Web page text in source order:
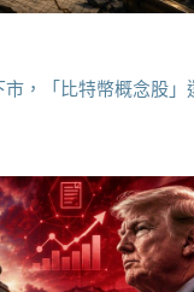
市，「比特幣概念股」